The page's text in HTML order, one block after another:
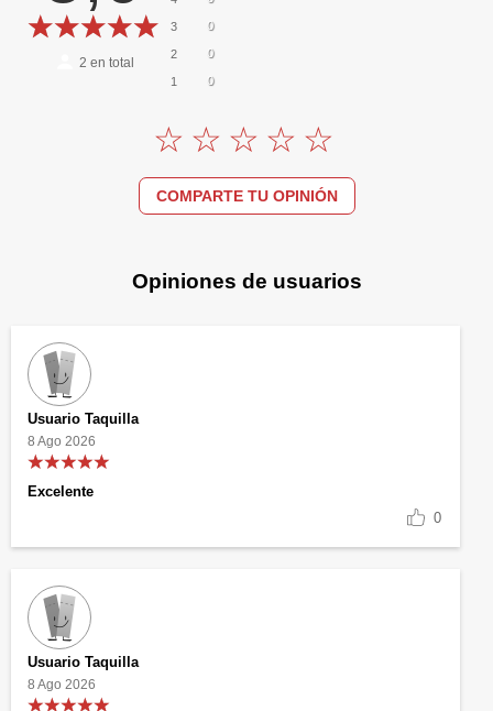
2 en total
3 0
2 0
1 0
COMPARTE TU OPINIÓN
Opiniones de usuarios
Usuario Taquilla
8 Ago 2026
Excelente
0
Usuario Taquilla
8 Ago 2026